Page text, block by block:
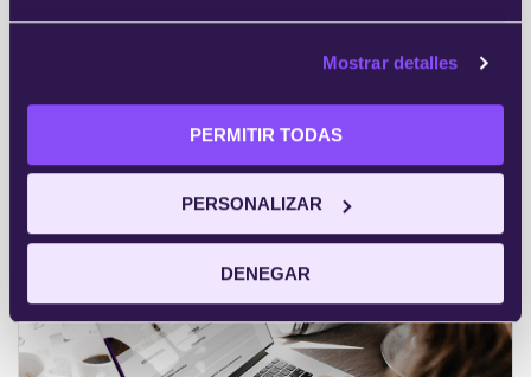
Mostrar detalles
PERMITIR TODAS
PERSONALIZAR
DENEGAR
Contacta con nosotros
Dpto. Académico
jose@iebschool.com
+34 935 035 581